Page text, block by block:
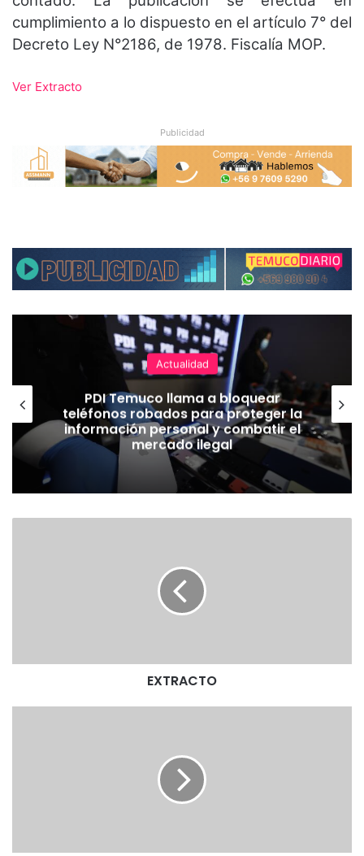
cumplimiento a lo dispuesto en el artículo 7° del
Decreto Ley N°2186, de 1978. Fiscalía MOP.
Ver Extracto
Publicidad
Actualidad
PDI Temuco llama a bloquear
teléfonos robados para proteger la
información personal y combatir el
mercado ilegal
EXTRACTO